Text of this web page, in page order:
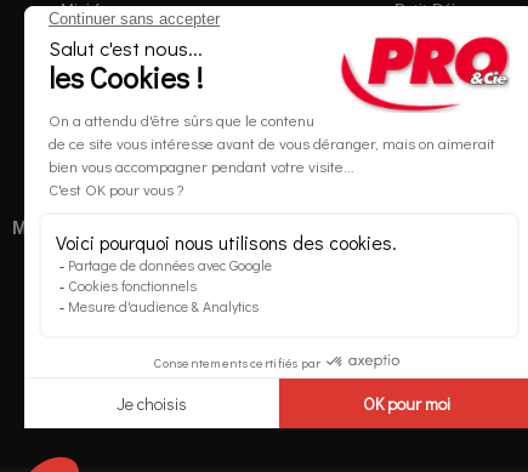
Mini four
Plaque de cuisson
Cuisinière
Hotte
Petit Déjeuner
Robots de cuisine
Culinaire
Soin du linge
Accessoires
Multimédia et Téléphonie
Informatique
Objets connectés
Téléphone
Traitement de l'air
Chariot de courses
Accessoires